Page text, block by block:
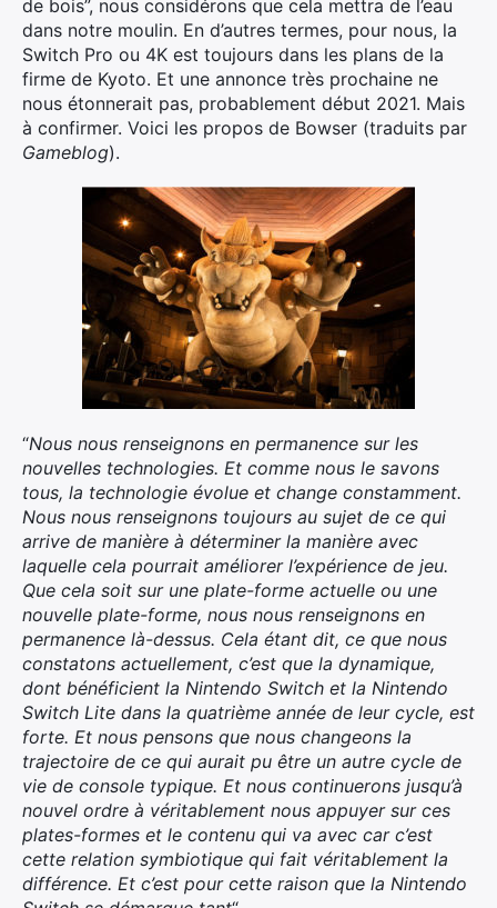
de bois”, nous considérons que cela mettra de l’eau
dans notre moulin. En d’autres termes, pour nous, la
Switch Pro ou 4K est toujours dans les plans de la
firme de Kyoto. Et une annonce très prochaine ne
nous étonnerait pas, probablement début 2021. Mais
à confirmer. Voici les propos de Bowser (traduits par
Gameblog).
“Nous nous renseignons en permanence sur les
nouvelles technologies. Et comme nous le savons
tous, la technologie évolue et change constamment.
Nous nous renseignons toujours au sujet de ce qui
arrive de manière à déterminer la manière avec
laquelle cela pourrait améliorer l’expérience de jeu.
Que cela soit sur une plate-forme actuelle ou une
nouvelle plate-forme, nous nous renseignons en
permanence là-dessus. Cela étant dit, ce que nous
constatons actuellement, c’est que la dynamique,
dont bénéficient la Nintendo Switch et la Nintendo
Switch Lite dans la quatrième année de leur cycle, est
forte. Et nous pensons que nous changeons la
trajectoire de ce qui aurait pu être un autre cycle de
vie de console typique. Et nous continuerons jusqu’à
nouvel ordre à véritablement nous appuyer sur ces
plates-formes et le contenu qui va avec car c’est
cette relation symbiotique qui fait véritablement la
différence. Et c’est pour cette raison que la Nintendo